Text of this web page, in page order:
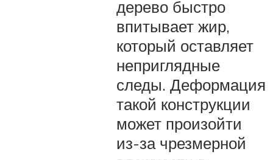
дерево быстро
впитывает жир,
который оставляет
неприглядные
следы. Деформация
такой конструкции
может произойти
из-за чрезмерной